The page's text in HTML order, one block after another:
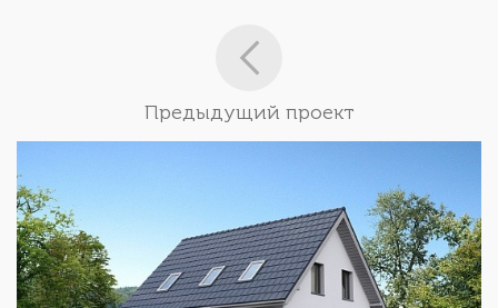
Предыдущий проект